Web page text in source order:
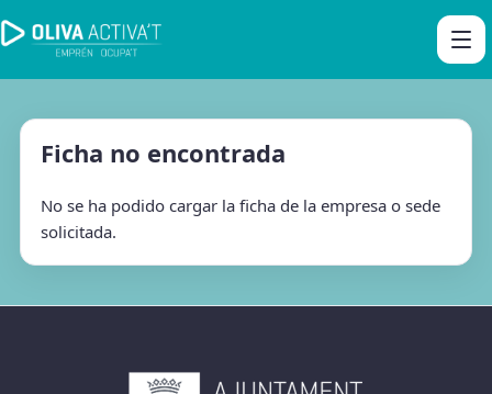
Ficha no encontrada
No se ha podido cargar la ficha de la empresa o sede
solicitada.